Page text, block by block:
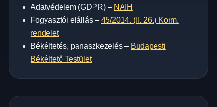
Adatvédelem (GDPR) – NAIH
Fogyasztói elállás – 45/2014. (II. 26.) Korm.
rendelet
Békéltetés, panaszkezelés – Budapesti
Békéltető Testület